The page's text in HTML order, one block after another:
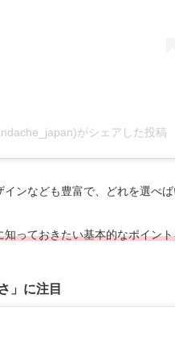
がシェアした投稿
ンなども豊富で、どれを選べ
っておきたい基本的なポイン
」に注目